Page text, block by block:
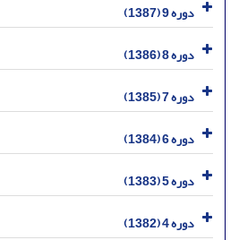
دوره 9 (1387)
دوره 8 (1386)
دوره 7 (1385)
دوره 6 (1384)
دوره 5 (1383)
دوره 4 (1382)